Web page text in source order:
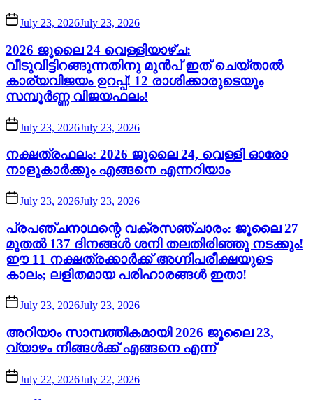
July 23, 2026July 23, 2026
2026 ജൂലൈ 24 വെള്ളിയാഴ്ച:
വീടുവിട്ടിറങ്ങുന്നതിനു മുൻപ് ഇത് ചെയ്താൽ
കാര്യവിജയം ഉറപ്പ്! 12 രാശിക്കാരുടെയും
സമ്പൂർണ്ണ വിജയഫലം!
July 23, 2026July 23, 2026
നക്ഷത്രഫലം: 2026 ജൂലൈ 24, വെള്ളി ഓരോ
നാളുകാർക്കും എങ്ങനെ എന്നറിയാം
July 23, 2026July 23, 2026
പ്രപഞ്ചനാഥന്റെ വക്രസഞ്ചാരം: ജൂലൈ 27
മുതൽ 137 ദിനങ്ങൾ ശനി തലതിരിഞ്ഞു നടക്കും!
ഈ 11 നക്ഷത്രക്കാർക്ക് അഗ്നിപരീക്ഷയുടെ
കാലം; ലളിതമായ പരിഹാരങ്ങൾ ഇതാ!
July 23, 2026July 23, 2026
അറിയാം സാമ്പത്തികമായി 2026 ജൂലൈ 23,
വ്യാഴം നിങ്ങൾക്ക് എങ്ങനെ എന്ന്
July 22, 2026July 22, 2026